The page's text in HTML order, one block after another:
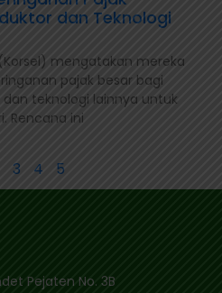
dan Teknologi
mengatakan mereka
pajak besar bagi
teknologi lainnya untuk
Rencana ini
3 4 5
Pejaten No. 3B